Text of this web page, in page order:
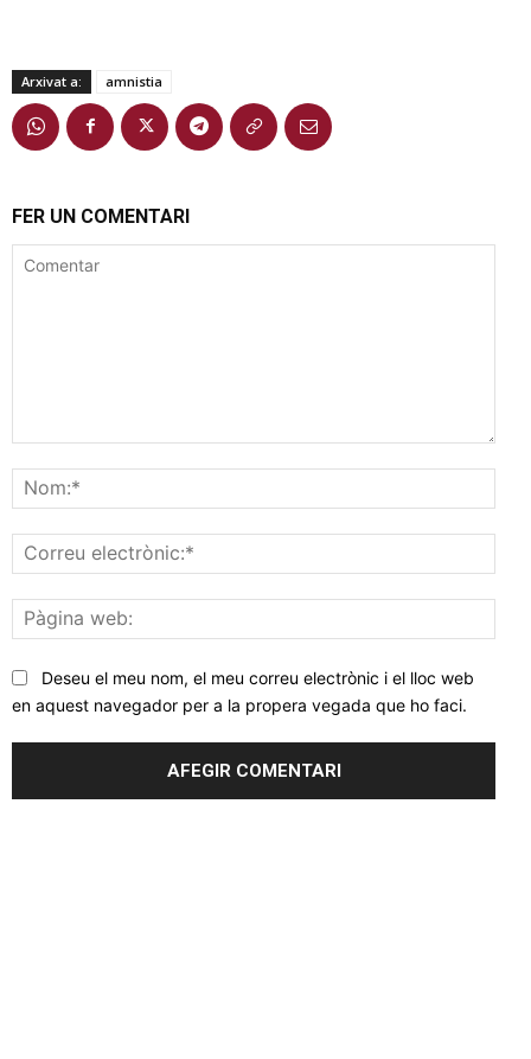
Arxivat a: amnistia
FER UN COMENTARI
web:
Deseu el meu nom, el meu correu electrònic i el lloc web
en aquest navegador per a la propera vegada que ho faci.